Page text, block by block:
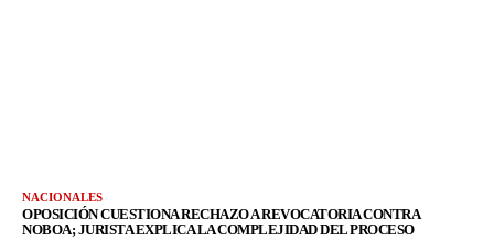
NACIONALES
OPOSICIÓN CUESTIONA RECHAZO A REVOCATORIA CONTRA
NOBOA; JURISTA EXPLICA LA COMPLEJIDAD DEL PROCESO